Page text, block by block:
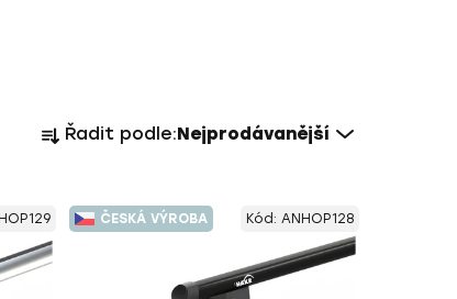
a
n
í
Řadit podle:Nejprodávanější
ČESKÁ VÝROBA Kód: ANHOP128